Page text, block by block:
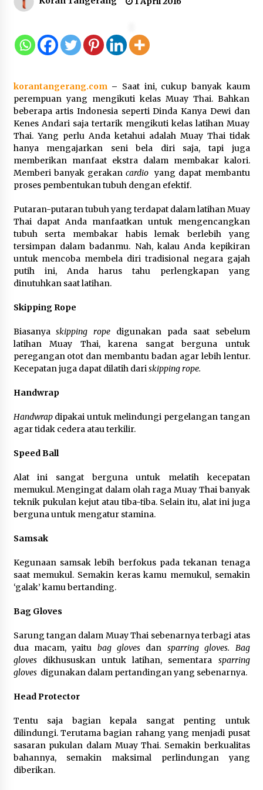
Fiktif, Eks VP Angkasa Pura Kargo
Ditahan
Dukung Ekosistem Kendaraan
Listrik, Wapres Dorong Link and
Match Pendidikan–Industri
5 Agustus 2026
Marak Kecelakaan Kapal, Puan
Transportasi Laut
5 Agustus 2026
Di Forum Internasional Majelis
Persaudaraan Manusia, Megawati
Merangkul
5 Agustus 2026
Jokowi Tetap Disambut Hangat di
Masyarakat
5 Agustus 2026
Kota Serang Bantu Bedah Rumah
Roboh Korban Bencana, Salurkan
Bantuan Rp30 Juta
5 Agustus 2026
Berikan Penghargaan kepada
Pemenang Sayembara Logo HUT ke-
19 Kota Serang
Polres Cilegon Gelar Apel
Kesiapsiagaan Hadapi Ancaman
Kebakaran Akibat Fenomena El Niño
5 Agustus 2026
korantangerang.com– Saat ini, cukup banyak kaum
perempuan yang mengikuti kelas Muay Thai. Bahkan
beberapa artis Indonesia seperti Dinda Kanya Dewi dan
Kenes Andari saja tertarik mengikuti kelas latihan Muay
Thai. Yang perlu Anda ketahui adalah Muay Thai tidak
hanya mengajarkan seni bela diri saja, tapi juga
memberikan manfaat ekstra dalam membakar kalori.
Memberi banyak gerakan cardio yang dapat membantu
proses pembentukan tubuh dengan efektif.
Putaran-putaran tubuh yang terdapat dalam latihan Muay
Thai dapat Anda manfaatkan untuk mengencangkan
tubuh serta membakar habis lemak berlebih yang
tersimpan dalam badanmu. Nah, kalau Anda kepikiran
untuk mencoba membela diri tradisional negara gajah
putih ini, Anda harus tahu perlengkapan yang
dinutuhkan saat latihan.
Skipping Rope
Biasanyaskipping rope digunakan pada saat sebelum
latihan Muay Thai, karena sangat berguna untuk
peregangan otot dan membantu badan agar lebih lentur.
Kecepatan juga dapat dilatih dariskipping rope.
Handwrap
Handwrapdipakai untuk melindungi pergelangan tangan
agar tidak cedera atau terkilir.
Speed Ball
Alat ini sangat berguna untuk melatih kecepatan
memukul. Mengingat dalam olah raga Muay Thai banyak
teknik pukulan kejut atau tiba-tiba. Selain itu, alat ini juga
berguna untuk mengatur stamina.
Samsak
Kegunaan samsak lebih berfokus pada tekanan tenaga
saat memukul. Semakin keras kamu memukul, semakin
‘galak’ kamu bertanding.
Bag Gloves
Sarung tangan dalam Muay Thai sebenarnya terbagi atas
dua macam, yaitu bag gloves dan sparring gloves. Bag
gloves dikhususkan untuk latihan, sementara sparring
gloves digunakan dalam pertandingan yang sebenarnya.
Head Protector
Tentu saja bagian kepala sangat penting untuk
dilindungi. Terutama bagian rahang yang menjadi pusat
sasaran pukulan dalam Muay Thai. Semakin berkualitas
bahannya, semakin maksimal perlindungan yang
diberikan.